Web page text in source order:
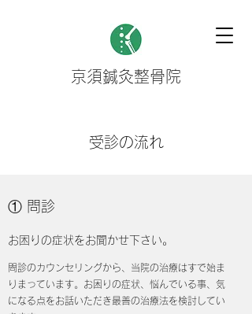
京須鍼灸整骨院
​受診の流れ
① 問診
お困りの症状をお聞かせ下さい。
問診のカウンセリングから、当院の治療はすで始ま
りまっています。お困りの症状、悩んでいる事、気
になる点をお話いただき最善の治療法を検討してい